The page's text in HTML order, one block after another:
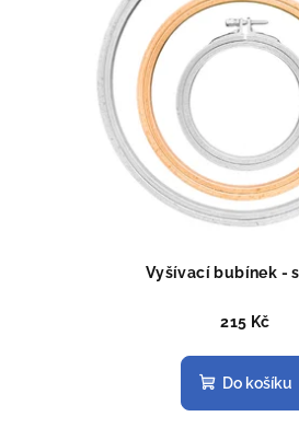
Vyšívací bubínek -
215 Kč
Do košíku